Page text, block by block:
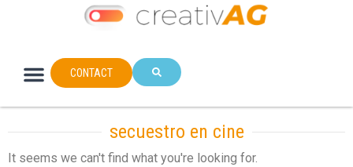
CONTACT
secuestro en cine
It seems we can't find what you're looking for.